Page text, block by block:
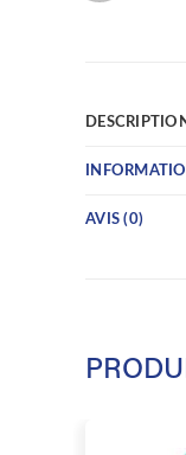
AVIS (0)